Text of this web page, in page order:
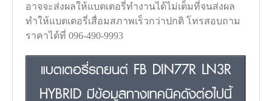
อาจจะส่งผลให้แบตเตอรี่ทำงานได้ไม่เต็มที่จนส่งผล
ทำให้แบตเตอรี่เสื่อมสภาพเร็วกว่าปกติ โทรสอบถาม
ราคาได้ที่ 096-490-9993
แบตเตอรี่รถยนต์ FB DIN77R LN3R
HYBRID มีข้อมูลทางเทคนิคดังต่อไปนี้